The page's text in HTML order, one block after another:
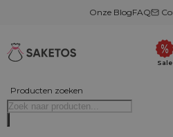
Onze BlogFAQ
Producten zoeken
Sale